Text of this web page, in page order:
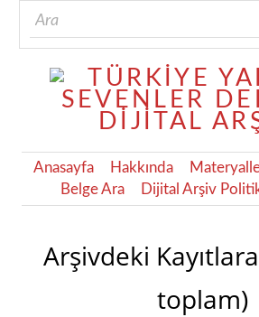
Anasayfa Hakkında
Belge Ara
Dijital Arşiv
Arşivdeki
toplam)